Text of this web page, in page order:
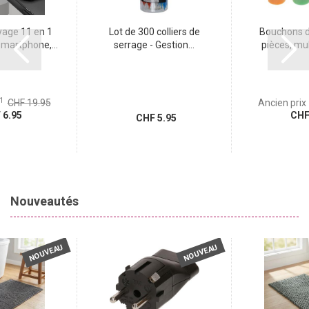
11 en 1
CHF 19.95
Lot de 300 colliers de
serrage - Gestion...
CHF 5.95
Bouchons
pièces,
Ancien prix
Nouveautés
NOUVEAU NOUVEAU